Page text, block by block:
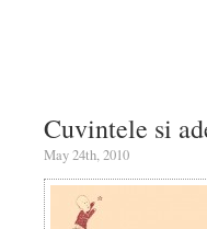
Cuvintele si
May 24th, 2010